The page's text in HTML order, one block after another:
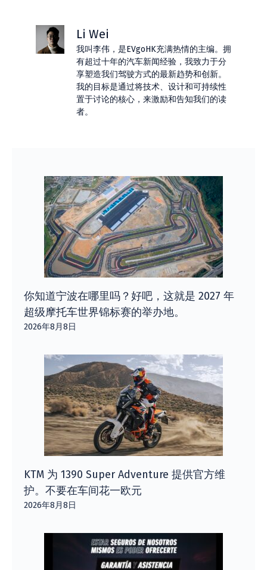
Li Wei
我叫李伟，是EVgoHK充满热情的主编。拥
有超过十年的汽车新闻经验，我致力于分
享塑造我们驾驶方式的最新趋势和创新。
我的目标是通过将技术、设计和可持续性
置于讨论的核心，来激励和告知我们的读
者。
你知道宁波在哪里吗？好吧，这就是 2027 年
超级摩托车世界锦标赛的举办地。
2026年8月8日
KTM 为 1390 Super Adventure 提供官方维
护。不要在车间花一欧元
2026年8月8日